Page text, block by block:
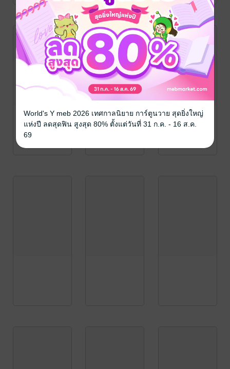
World's Y meb 2026 เทศกาลนิยาย การ์ตูนวาย สุดยิ่งใหญ่
แห่งปี ลดสุดฟิน สูงสุด 80% ตั้งแต่วันที่ 31 ก.ค. - 16 ส.ค.
69